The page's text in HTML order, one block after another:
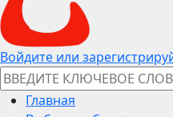
Войдите или
Главная